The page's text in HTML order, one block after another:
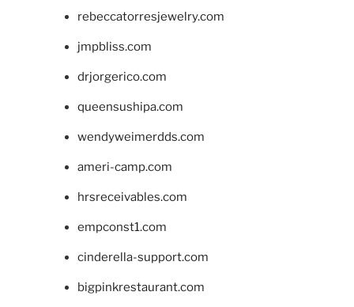
rebeccatorresjewelry.com
jmpbliss.com
drjorgerico.com
queensushipa.com
wendyweimerdds.com
ameri-camp.com
hrsreceivables.com
empconst1.com
cinderella-support.com
bigpinkrestaurant.com